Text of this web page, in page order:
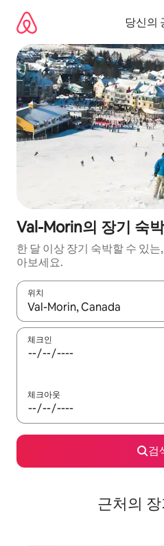
당신의
Val-Morin의 장기 숙
한 달 이상 장기 숙박할 수 있
아보세요.
위치
결과가 나오면 위·아래 화살표
체크인
체크아웃
검
근처의